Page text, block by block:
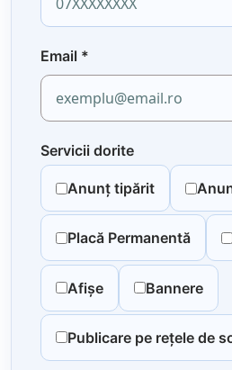
Email *
Servicii dorite
Anunț tipărit
Placă Permanentă
Afișe Bannere
Publicare pe rețele de